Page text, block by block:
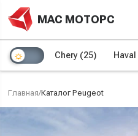
МАС МОТОРС
Chery (25) Haval
Главная/Каталог Peugeot